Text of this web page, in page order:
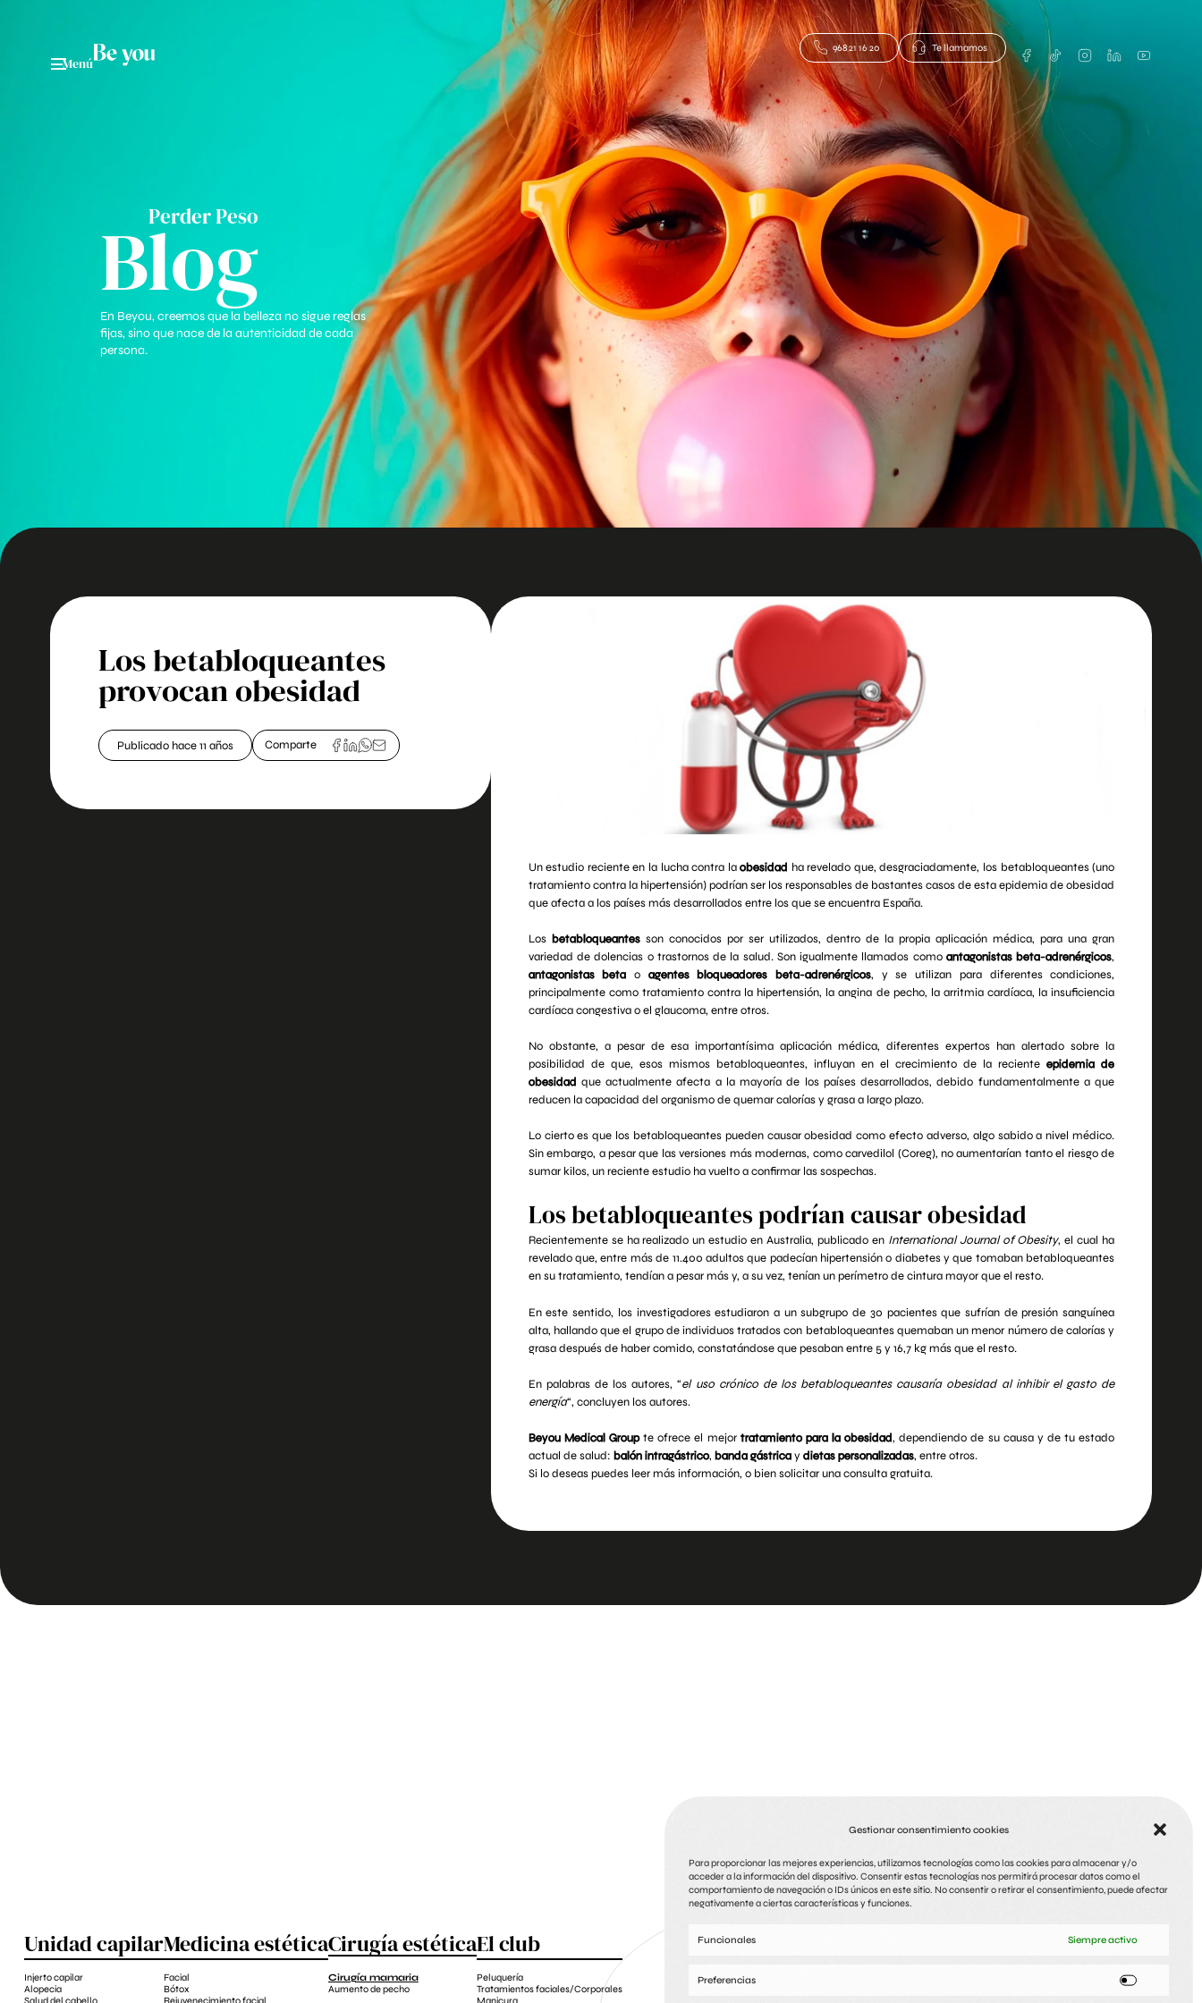
Gestionar consentimiento cookies
Para proporcionar las mejores experiencias, utilizamos tecnologías como las cookies para almacenar y/o
acceder a la información del dispositivo. Consentir estas tecnologías nos permitirá procesar datos como el
comportamiento de navegación o IDs únicos en este sitio. No consentir o retirar el consentimiento, puede afectar
negativamente a ciertas características y funciones.
Funcionales Siempre activo
Preferencias
Menú
968 21 16 20 Te llamamos
Perder Peso
Blog
En Beyou, creemos que la belleza no sigue reglas
fijas, sino que nace de la autenticidad de cada
persona.
Los betabloqueantes
provocan obesidad
Publicado hace 11 años
Un estudio reciente en la lucha contra laobesidad ha revelado que, desgraciadamente, los betabloqueantes (uno
tratamiento contra la hipertensión) podrían ser los responsables de bastantes casos de esta epidemia de obesidad
que afecta a los países más desarrollados entre los que se encuentra España.
Los betabloqueantesson conocidos por ser utilizados, dentro de la propia aplicación médica, para una gran
variedad de dolencias o trastornos de la salud. Son igualmente llamados como antagonistas beta-adrenérgicos,
antagonistas beta o agentes bloqueadores beta-adrenérgicos, y se utilizan para diferentes condiciones,
principalmente como tratamiento contra la hipertensión, la angina de pecho, la arritmia cardíaca, la insuficiencia
cardíaca congestiva o el glaucoma, entre otros.
No obstante, a pesar de esa importantísima aplicación médica, diferentes expertos han alertado sobre la
posibilidad de que, esos mismos betabloqueantes, influyan en el crecimiento de la recienteepidemia de
obesidad que actualmente afecta a la mayoría de los países desarrollados, debido fundamentalmente a que
reducen la capacidad del organismo de quemar calorías y grasa a largo plazo.
Lo cierto es que los betabloqueantes pueden causar obesidad como efecto adverso, algo sabido a nivel médico.
Sin embargo, a pesar que las versiones más modernas, como carvedilol (Coreg), no aumentarían tanto el riesgo de
sumar kilos, un reciente estudio ha vuelto a confirmar las sospechas.
Los betabloqueantes podrían causar obesidad
Recientemente se ha realizado un estudio en Australia, publicado en International Journal of Obesity, el cual ha
revelado que, entre más de 11.400 adultos que padecían hipertensión o diabetes y que tomaban betabloqueantes
en su tratamiento, tendían a pesar más y, a su vez, tenían un perímetro de cintura mayor que el resto.
En este sentido, los investigadores estudiaron a un subgrupo de 30 pacientes que sufrían de presión sanguínea
alta, hallando que el grupo de individuos tratados con betabloqueantes quemaban un menor número de calorías y
grasa después de haber comido, constatándose que pesaban entre 5 y 16,7 kg más que el resto.
En palabras de los autores, “el uso crónico de los betabloqueantes causaría obesidad al inhibir el gasto de
energía“, concluyen los autores.
Beyou Medical Group te ofrece el mejor tratamiento para la obesidad, dependiendo de su causa y de tu estado
actual de salud: balón intragástrico, banda gástricaydietas personalizadas, entre otros.
Si lo deseas puedes leer más información, o bien solicitar una consulta gratuita.
Unidad capilar
Injerto capilar
Alopecia
Medicina estética
Facial
Bótox
Cirugía estética
Cirugía mamaria
Aumento de pecho
El club
Peluquería
Tratamientos faciales/Corporales
Avda. Libertad, 6 Blq. 3 Entlo. 30009
Be you
Oficinas